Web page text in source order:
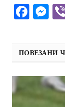
ПОВЕЗАНИ